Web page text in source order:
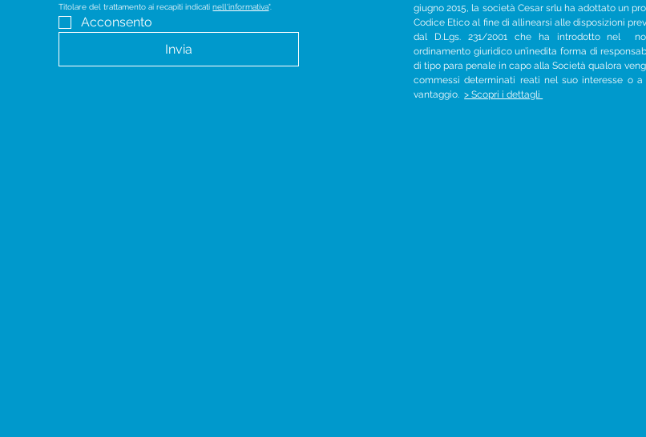
Titolare del trattamento ai recapiti indicati nell'informativa".
Acconsento
Invia
giugno 2015, la società Cesar srlu ha adottato un
Codice Etico al fine di allinearsi alle disposizioni
dal D.Lgs. 231/2001 che ha introdotto nel
ordinamento giuridico un’inedita forma di
di tipo para penale in capo alla Società qualora
commessi determinati reati nel suo interesse o a
vantaggio.> Scopri i dettagli